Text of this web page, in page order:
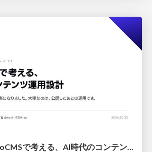
20260722_microCMSで考える、AI時代のコンテンツ運用設計